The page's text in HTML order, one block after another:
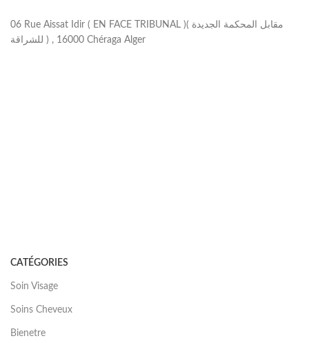
06 Rue Aissat Idir ( EN FACE TRIBUNAL )( مقابل المحكمة الجديدة
للشراقة ) , 16000 Chéraga Alger
CATÉGORIES
Soin Visage
Soins Cheveux
Bienetre